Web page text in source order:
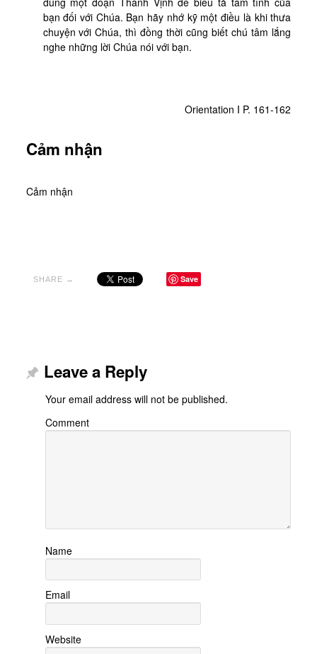
bạn đối với Chúa. Bạn hãy nhớ kỹ một điều là khi thưa
chuyện với Chúa, thì đồng thời cũng biết chú tâm lắng
nghe những lời Chúa nói với bạn.
Orientation I P. 161-162
Cảm nhận
Cảm nhận
SHARE → Save
Leave a Reply
Your email address will not be published.
Comment
Name
Email
Website